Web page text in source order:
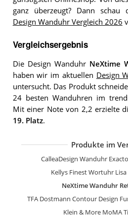
ganz überzeugt? Dann
Design Wanduhr Vergleich 2026
Vergleichsergebnis
Die Design Wanduhr NeXtime
haben wir im aktuellen Design
untersucht. Das Produkt
24 besten Wanduhren im
Mit einer Note von 2,2 erzielte
19. Platz.
Produkte im
CalleaDesign Wanduhr
Kellys Finest Wortuhr Lisa
NeXtime Wanduhr
TFA Dostmann Contour Design
Klein & More MoMA
Kare
AMS
AMS
Kare